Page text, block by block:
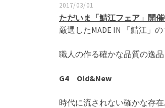
2017/03/01
ただいま「鯖江フェア」開催
厳選したMADE IN 「鯖江」
職人の作る確かな品質の逸
G4 Old&New
時代に流されない確かな存在